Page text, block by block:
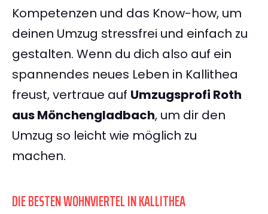
Kompetenzen und das Know-how, um
deinen Umzug stressfrei und einfach zu
gestalten. Wenn du dich also auf ein
spannendes neues Leben in Kallithea
freust, vertraue auf Umzugsprofi Roth
aus Mönchengladbach, um dir den
Umzug so leicht wie möglich zu
machen.
DIE BESTEN WOHNVIERTEL IN KALLITHEA